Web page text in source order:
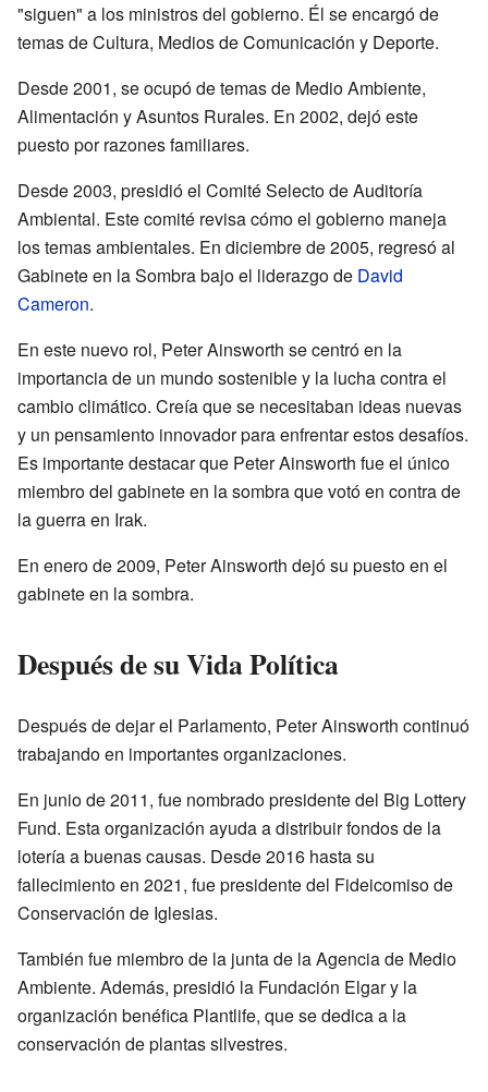
"siguen" a los ministros del gobierno. Él se encargó de
temas de Cultura, Medios de Comunicación y Deporte.
Desde 2001, se ocupó de temas de Medio Ambiente,
Alimentación y Asuntos Rurales. En 2002, dejó este
puesto por razones familiares.
Desde 2003, presidió el Comité Selecto de Auditoría
Ambiental. Este comité revisa cómo el gobierno maneja
los temas ambientales. En diciembre de 2005, regresó al
Gabinete en la Sombra bajo el liderazgo de David
Cameron.
En este nuevo rol, Peter Ainsworth se centró en la
importancia de un mundo sostenible y la lucha contra el
cambio climático. Creía que se necesitaban ideas nuevas
y un pensamiento innovador para enfrentar estos desafíos.
Es importante destacar que Peter Ainsworth fue el único
miembro del gabinete en la sombra que votó en contra de
la guerra en Irak.
En enero de 2009, Peter Ainsworth dejó su puesto en el
gabinete en la sombra.
Después de su Vida Política
Después de dejar el Parlamento, Peter Ainsworth continuó
trabajando en importantes organizaciones.
En junio de 2011, fue nombrado presidente del Big Lottery
Fund. Esta organización ayuda a distribuir fondos de la
lotería a buenas causas. Desde 2016 hasta su
fallecimiento en 2021, fue presidente del Fideicomiso de
Conservación de Iglesias.
También fue miembro de la junta de la Agencia de Medio
Ambiente. Además, presidió la Fundación Elgar y la
organización benéfica Plantlife, que se dedica a la
conservación de plantas silvestres.